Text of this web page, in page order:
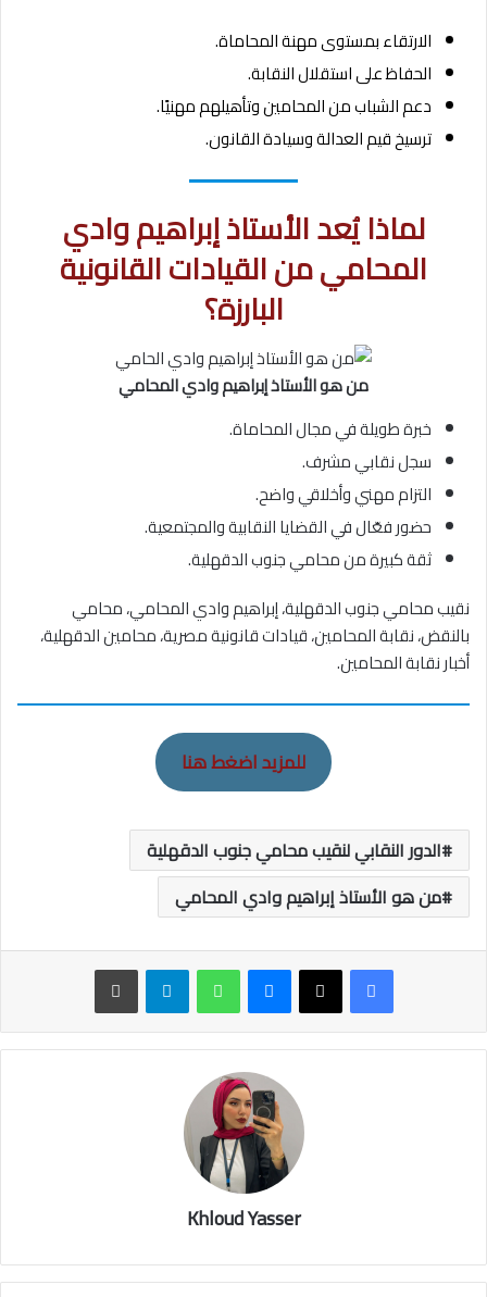
الارتقاء بمستوى مهنة المحاماة.
الحفاظ على استقلال النقابة.
دعم الشباب من المحامين وتأهيلهم مهنيًا.
ترسيخ قيم العدالة وسيادة القانون.
لماذا يُعد الأستاذ إبراهيم وادي
المحامي من القيادات القانونية
البارزة؟
من هو الأستاذ إبراهيم وادي المحامي
خبرة طويلة في مجال المحاماة.
سجل نقابي مشرف.
التزام مهني وأخلاقي واضح.
حضور فعّال في القضايا النقابية والمجتمعية.
ثقة كبيرة من محامي جنوب الدقهلية.
نقيب محامي جنوب الدقهلية، إبراهيم وادي المحامي، محامي
بالنقض، نقابة المحامين، قيادات قانونية مصرية، محامين الدقهلية،
أخبار نقابة المحامين.
للمزيد اضغط هنا
الدور النقابي لنقيب محامي جنوب الدقهلية
من هو الأستاذ إبراهيم وادي المحامي
ماسنجر واتساب تيلقرام طباعة
Khloud Yasser